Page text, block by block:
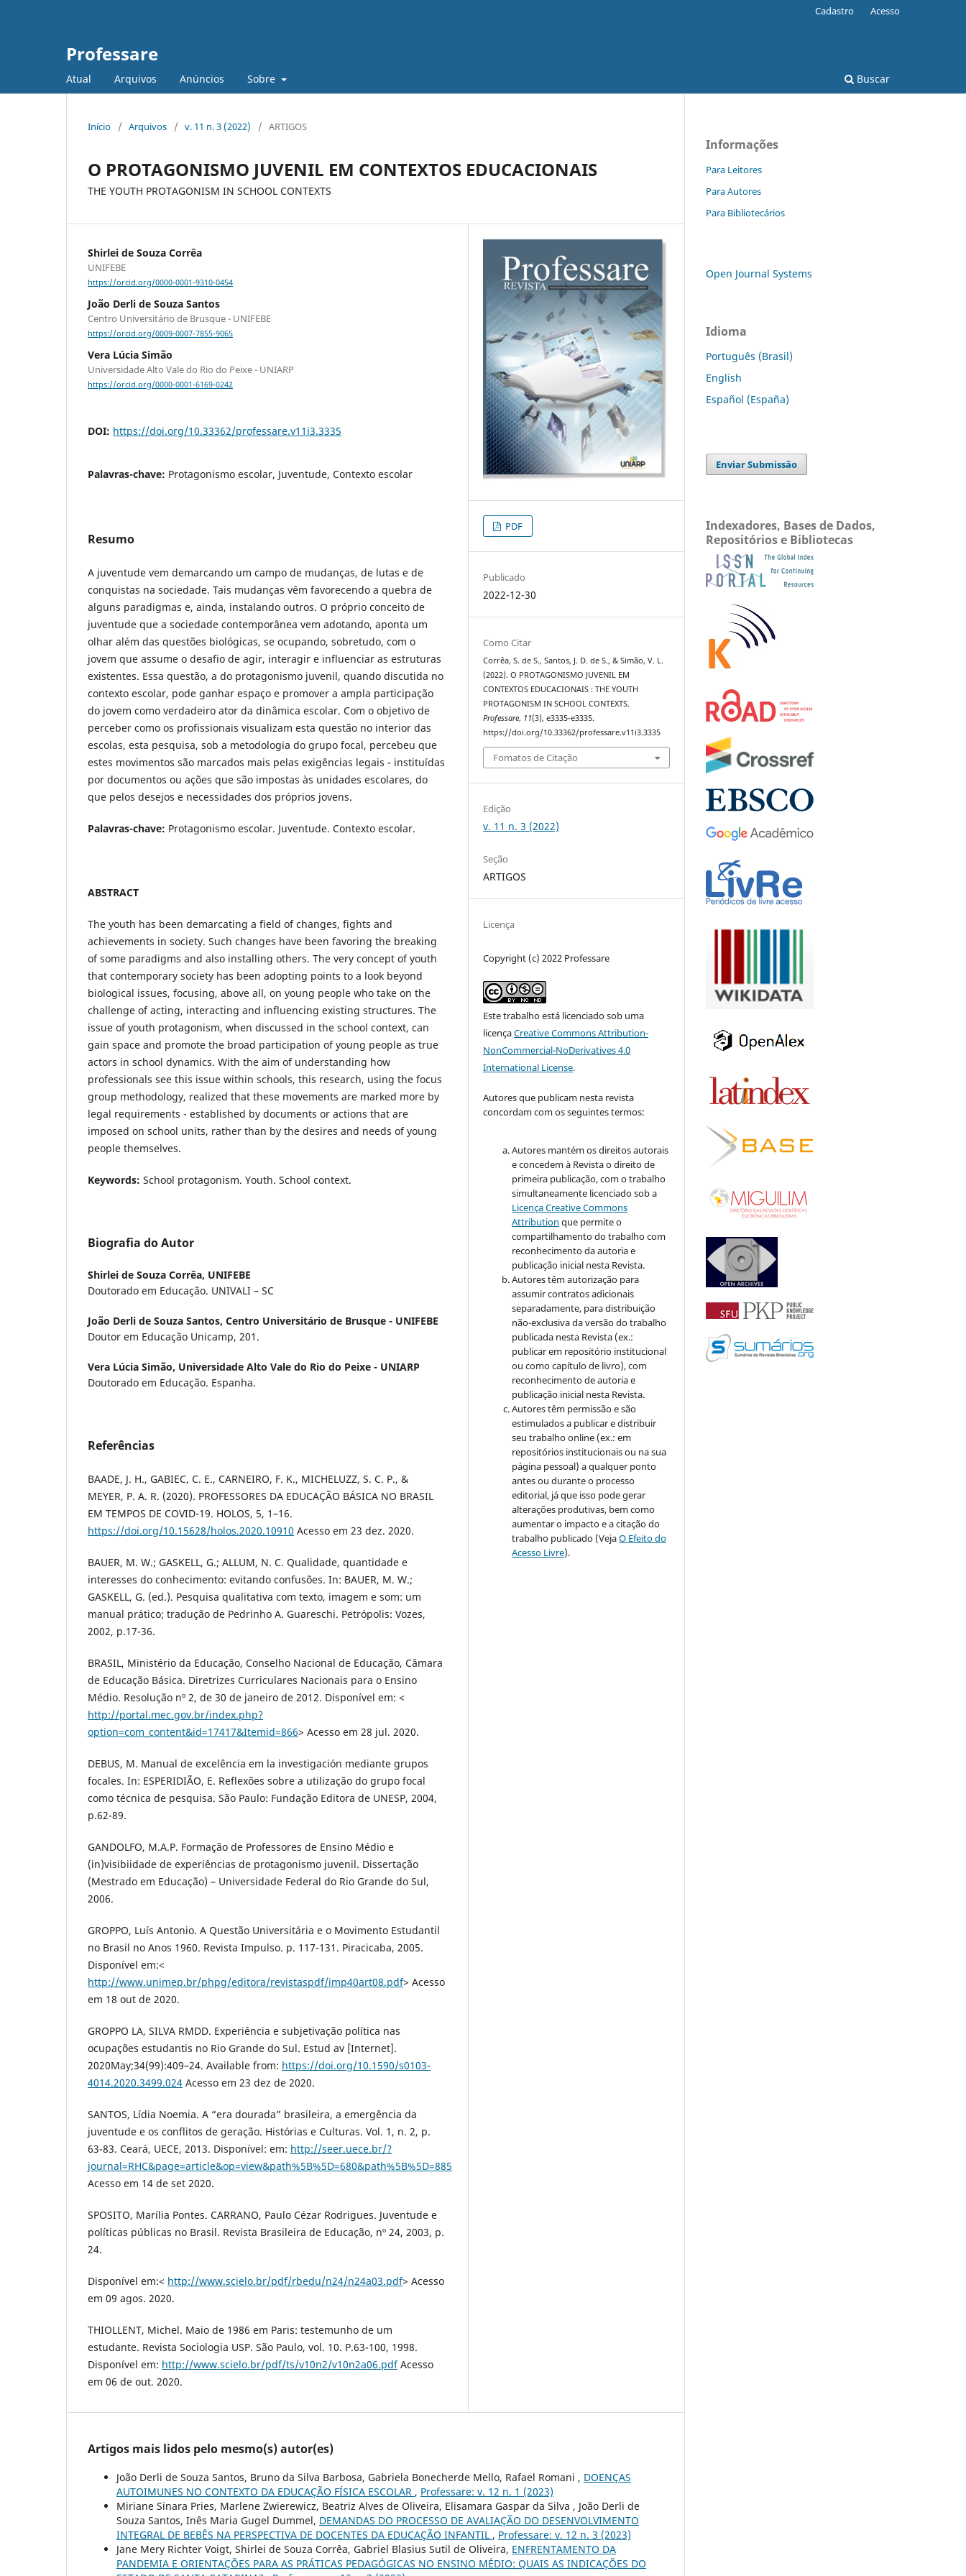
Professare
Atual Arquivos Anúncios Sobre Buscar
Cadastro Acesso
Início / Arquivos / v. 11 n. 3 (2022) / ARTIGOS
O PROTAGONISMO JUVENIL EM CONTEXTOS EDUCACIONAIS
THE YOUTH PROTAGONISM IN SCHOOL CONTEXTS
Shirlei de Souza Corrêa
UNIFEBE
https://orcid.org/0000-0001-9310-0454
João Derli de Souza Santos
Centro Universitário de Brusque - UNIFEBE
https://orcid.org/0009-0007-7855-9065
Vera Lúcia Simão
Universidade Alto Vale do Rio do Peixe - UNIARP
https://orcid.org/0000-0001-6169-0242
DOI: https://doi.org/10.33362/professare.v11i3.3335
Palavras-chave: Protagonismo escolar, Juventude, Contexto escolar
Resumo
A juventude vem demarcando um campo de mudanças, de lutas e de
conquistas na sociedade. Tais mudanças vêm favorecendo a quebra de
alguns paradigmas e, ainda, instalando outros. O próprio conceito de
juventude que a sociedade contemporânea vem adotando, aponta um
olhar além das questões biológicas, se ocupando, sobretudo, com o
jovem que assume o desafio de agir, interagir e influenciar as estruturas
existentes. Essa questão, a do protagonismo juvenil, quando discutida no
contexto escolar, pode ganhar espaço e promover a ampla participação
do jovem como verdadeiro ator da dinâmica escolar. Com o objetivo de
perceber como os profissionais visualizam esta questão no interior das
escolas, esta pesquisa, sob a metodologia do grupo focal, percebeu que
estes movimentos são marcados mais pelas exigências legais - instituídas
por documentos ou ações que são impostas às unidades escolares, do
que pelos desejos e necessidades dos próprios jovens.
Palavras-chave: Protagonismo escolar. Juventude. Contexto escolar.
ABSTRACT
The youth has been demarcating a field of changes, fights and
achievements in society. Such changes have been favoring the breaking
of some paradigms and also installing others. The very concept of youth
that contemporary society has been adopting points to a look beyond
biological issues, focusing, above all, on young people who take on the
challenge of acting, interacting and influencing existing structures. The
issue of youth protagonism, when discussed in the school context, can
gain space and promote the broad participation of young people as true
actors in school dynamics. With the aim of understanding how
professionals see this issue within schools, this research, using the focus
group methodology, realized that these movements are marked more by
legal requirements - established by documents or actions that are
imposed on school units, rather than by the desires and needs of young
people themselves.
Keywords: School protagonism. Youth. School context.
Biografia do Autor
Shirlei de Souza Corrêa, UNIFEBE
Doutorado em Educação. UNIVALI – SC
João Derli de Souza Santos, Centro Universitário de Brusque - UNIFEBE
Doutor em Educação Unicamp, 201.
Vera Lúcia Simão, Universidade Alto Vale do Rio do Peixe - UNIARP
Doutorado em Educação. Espanha.
Referências
BAADE, J. H., GABIEC, C. E., CARNEIRO, F. K., MICHELUZZ, S. C. P., &
MEYER, P. A. R. (2020). PROFESSORES DA EDUCAÇÃO BÁSICA NO BRASIL
EM TEMPOS DE COVID-19. HOLOS, 5, 1–16.
https://doi.org/10.15628/holos.2020.10910 Acesso em 23 dez. 2020.
BAUER, M. W.; GASKELL, G.; ALLUM, N. C. Qualidade, quantidade e
interesses do conhecimento: evitando confusões. In: BAUER, M. W.;
GASKELL, G. (ed.). Pesquisa qualitativa com texto, imagem e som: um
manual prático; tradução de Pedrinho A. Guareschi. Petrópolis: Vozes,
2002, p.17-36.
BRASIL, Ministério da Educação, Conselho Nacional de Educação, Câmara
de Educação Básica. Diretrizes Curriculares Nacionais para o Ensino
Médio. Resolução nº 2, de 30 de janeiro de 2012. Disponível em: <
http://portal.mec.gov.br/index.php?
option=com_content&id=17417&Itemid=866> Acesso em 28 jul. 2020.
DEBUS, M. Manual de excelência em la investigación mediante grupos
focales. In: ESPERIDIÃO, E. Reflexões sobre a utilização do grupo focal
como técnica de pesquisa. São Paulo: Fundação Editora de UNESP, 2004,
p.62-89.
GANDOLFO, M.A.P. Formação de Professores de Ensino Médio e
(in)visibiidade de experiências de protagonismo juvenil. Dissertação
(Mestrado em Educação) – Universidade Federal do Rio Grande do Sul,
2006.
GROPPO, Luís Antonio. A Questão Universitária e o Movimento Estudantil
no Brasil no Anos 1960. Revista Impulso. p. 117-131. Piracicaba, 2005.
Disponível em:<
http://www.unimep.br/phpg/editora/revistaspdf/imp40art08.pdf> Acesso
em 18 out de 2020.
GROPPO LA, SILVA RMDD. Experiência e subjetivação política nas
ocupações estudantis no Rio Grande do Sul. Estud av [Internet].
2020May;34(99):409–24. Available from: https://doi.org/10.1590/s0103-
4014.2020.3499.024 Acesso em 23 dez de 2020.
SANTOS, Lídia Noemia. A “era dourada” brasileira, a emergência da
juventude e os conflitos de geração. Histórias e Culturas. Vol. 1, n. 2, p.
63-83. Ceará, UECE, 2013. Disponível: em: http://seer.uece.br/?
journal=RHC&page=article&op=view&path%5B%5D=680&path%5B%5D=885
Acesso em 14 de set 2020.
SPOSITO, Marília Pontes. CARRANO, Paulo Cézar Rodrigues. Juventude e
políticas públicas no Brasil. Revista Brasileira de Educação, nº 24, 2003, p.
24.
Disponível em:< http://www.scielo.br/pdf/rbedu/n24/n24a03.pdf> Acesso
em 09 agos. 2020.
THIOLLENT, Michel. Maio de 1986 em Paris: testemunho de um
estudante. Revista Sociologia USP. São Paulo, vol. 10. P.63-100, 1998.
Disponível em: http://www.scielo.br/pdf/ts/v10n2/v10n2a06.pdfAcesso
em 06 de out. 2020.
PDF
Publicado
2022-12-30
Como Citar
Corrêa, S. de S., Santos, J. D. de S., & Simão, V. L.
(2022). O PROTAGONISMO JUVENIL EM
CONTEXTOS EDUCACIONAIS : THE YOUTH
PROTAGONISM IN SCHOOL CONTEXTS.
Professare, 11(3), e3335-e3335.
https://doi.org/10.33362/professare.v11i3.3335
Fomatos de Citação
Edição
v. 11 n. 3 (2022)
Seção
ARTIGOS
Licença
Copyright (c) 2022 Professare
Este trabalho está licenciado sob uma
licençaCreative Commons Attribution-
NonCommercial-NoDerivatives 4.0
International License.
Autores que publicam nesta revista
concordam com os seguintes termos:
Autores mantém os direitos autorais
e concedem à Revista o direito de
primeira publicação, com o trabalho
simultaneamente licenciado sob a
Licença Creative Commons
Attribution que permite o
compartilhamento do trabalho com
reconhecimento da autoria e
publicação inicial nesta Revista.
Autores têm autorização para
assumir contratos adicionais
separadamente, para distribuição
não-exclusiva da versão do trabalho
publicada nesta Revista (ex.:
publicar em repositório institucional
ou como capítulo de livro), com
reconhecimento de autoria e
publicação inicial nesta Revista.
Autores têm permissão e são
estimulados a publicar e distribuir
seu trabalho online (ex.: em
repositórios institucionais ou na sua
página pessoal) a qualquer ponto
antes ou durante o processo
editorial, já que isso pode gerar
alterações produtivas, bem como
aumentar o impacto e a citação do
trabalho publicado (VejaO Efeito do
Acesso Livre).
Artigos mais lidos pelo mesmo(s) autor(es)
João Derli de Souza Santos, Bruno da Silva Barbosa, Gabriela Bonecherde Mello, Rafael Romani , DOENÇAS
AUTOIMUNES NO CONTEXTO DA EDUCAÇÃO FÍSICA ESCOLAR , Professare: v. 12 n. 1 (2023)
Miriane Sinara Pries, Marlene Zwierewicz, Beatriz Alves de Oliveira, Elisamara Gaspar da Silva , João Derli de
Souza Santos, Inês Maria Gugel Dummel, DEMANDAS DO PROCESSO DE AVALIAÇÃO DO DESENVOLVIMENTO
INTEGRAL DE BEBÊS NA PERSPECTIVA DE DOCENTES DA EDUCAÇÃO INFANTIL , Professare: v. 12 n. 3 (2023)
Jane Mery Richter Voigt, Shirlei de Souza Corrêa, Gabriel Blasius Sutil de Oliveira, ENFRENTAMENTO DA
PANDEMIA E ORIENTAÇÕES PARA AS PRÁTICAS PEDAGÓGICAS NO ENSINO MÉDIO: QUAIS AS INDICAÇÕES DO
Informações
Para Leitores
Para Autores
Para Bibliotecários
Open Journal Systems
Idioma
Português (Brasil)
English
Español (España)
Enviar Submissão
Indexadores, Bases de Dados,
Repositórios e Bibliotecas